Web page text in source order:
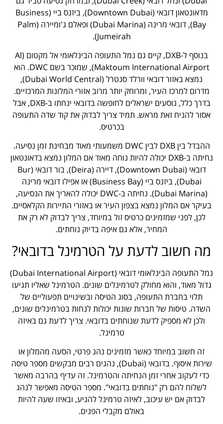
מדאונטאון דובאי (Downtown Dubai), ביזנס ביי (Business
Bay), דובאי מרינה (Dubai Marina) ופאלם ג'ומיירה (Palm
Jumeirah).
בנוסף ל-DXB, קיים גם נמל התעופה הבינלאומי אל מקטום (Al
Maktoum International Airport), שמוכר בשם DWC. הוא
נמצא באזור דובאי וורלד סנטרל (Dubai World Central),
מדרום למרכז העיר, ומרוחק יותר מרוב אזורי המלונות המרכזיים.
בדרך כלל, נוסעים ישראלים לחופשה בדובאי ינחתו ב-DXB, אבל
אסור להניח זאת מראש. תמיד צריך לבדוק את קוד שדה התעופה
בכרטיס.
ההבדל בין DXB לבין DWC משמעותי מאוד מבחינת זמן נסיעה.
נחיתה ב-DXB יכולה להיות נוחה מאוד אם המלון נמצא בדאונטאון
דובאי (Downtown Dubai), דיירה (Deira), בור דובאי (Bur
Dubai), ביזנס ביי (Business Bay) או אפילו דובאי מרינה
(Dubai Marina). נחיתה ב-DWC יכולה להאריך את הנסיעה,
בעיקר אם המלון נמצא בצפון העיר או באזורי התיירות הקלאסיים.
לכן, לפני שמזמינים כרטיס זול במיוחד, צריך לבדוק לא רק את
המחיר, אלא גם איפה בדיוק נוחתים.
מה חשוב לדעת על הטרמינל בדובאי?
נמל התעופה הבינלאומי דובאי (Dubai International Airport)
גדול מאוד, והוא מחולק לטרמינלים שונים. הטרמינל שאליו תגיעו
תלוי בחברת התעופה, בסוג הטיסה ובשינויים תפעוליים של
השדה. טיסות של חברות שונות יכולות לנחות בטרמינלים שונים,
ולכן לא מספיק לדעת שנוחתים בדובאי. צריך לדעת גם באיזה
טרמינל.
זה חשוב במיוחד כאשר מזמינים נהג פרטי, הסעה מהמלון או
שירות איסוף. בדובאי (Dubai), נהגים רבים מבקשים מספר טיסה
כדי לעקוב אחרי זמן הנחיתה והטרמינל. זה עדיף בהרבה מאשר
לשלוח להם רק "נוחתים בדובאי". מספר הטיסה מאפשר לנהג
לבדוק אם יש עיכוב, לאיזה טרמינל להגיע, ובאיזו שעה להיות
באולם מקבלי הפנים.